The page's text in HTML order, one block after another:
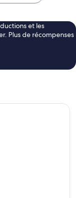
et les
Plus de récompenses